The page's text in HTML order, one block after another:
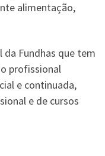
alimentação,
da Fundhas que tem
profissional
e continuada,
e de cursos